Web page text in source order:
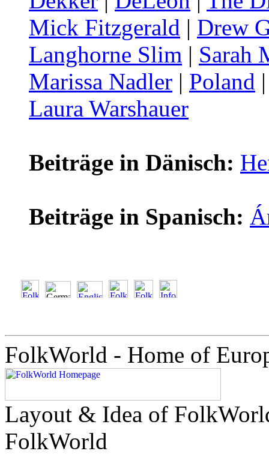
Mick Fitzgerald | Drew
Langhorne Slim | Sarah
Marissa Nadler | Poland
Laura Warshauer
Beiträge in Dänisch:
Beiträge in Spanisch:
FolkWorld - Home of
Layout & Idea of
FolkWorld